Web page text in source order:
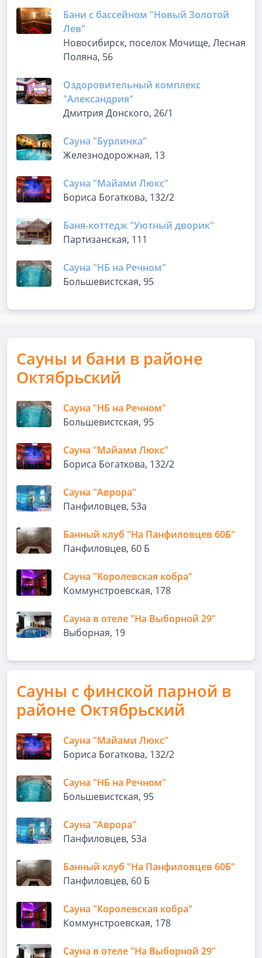
Бани с бассейном "Новый Золотой
Лев"
Новосибирск, поселок Мочище, Лесная
Поляна, 56
Оздоровительный комплекс
"Александрия"
Дмитрия Донского, 26/1
Сауна "Бурлинка"
Железнодорожная, 13
Сауна "Майами Люкс"
Бориса Богаткова, 132/2
Баня-коттедж "Уютный дворик"
Партизанская, 111
Сауна "НБ на Речном"
Большевистская, 95
Сауны и бани в районе
Октябрьский
Сауна "НБ на Речном"
Большевистская, 95
Сауна "Майами Люкс"
Бориса Богаткова, 132/2
Сауна "Аврора"
Панфиловцев, 53а
Банный клуб "На Панфиловцев 60Б"
Панфиловцев, 60 Б
Сауна "Королевская кобра"
Коммунстроевская, 178
Сауна в отеле "На Выборной 29"
Выборная, 19
Сауны с финской парной в
районе Октябрьский
Сауна "Майами Люкс"
Бориса Богаткова, 132/2
Сауна "НБ на Речном"
Большевистская, 95
Сауна "Аврора"
Панфиловцев, 53а
Банный клуб "На Панфиловцев 60Б"
Панфиловцев, 60 Б
Сауна "Королевская кобра"
Коммунстроевская, 178
Сауна в отеле "На Выборной 29"